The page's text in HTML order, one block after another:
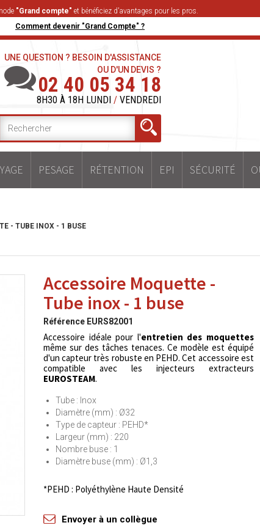
"Grand compte" et bénéficiez d'avantages pour les pros.
Comment devenir "Grand Compte" ?
UNE QUESTION ? BESOIN D'ASSISTANCE
OU D'UN DEVIS ?
02 40 05 34 18
8H30 À 18H LUNDI / VENDREDI
PESAGE RÉTENTION EPI SÉCURITÉ
- TUBE INOX - 1 BUSE
Accessoire Moquette -
Tube inox - 1 buse
Référence EURS82001
Accessoire idéale pour l'entretien des moquettes
même sur des tâches tenaces. Ce modèle est équipé
d'un capteur très robuste en PEHD. Cet accessoire est
compatible avec les injecteurs extracteurs
EUROSTEAM.
Tube : Inox
Diamètre (mm) : Ø32
Type de capteur : PEHD*
Largeur (mm) : 220
Nombre buse : 1
Diamètre buse (mm) : Ø1,3
*PEHD : Polyéthylène Haute Densité
Envoyer à un collègue